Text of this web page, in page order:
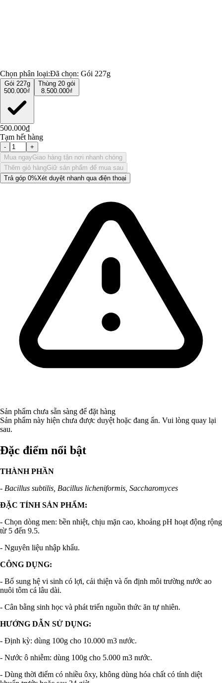
Chọn phân loại:Đã chọn: Gói 227g
Gói 227g
500.000₫
Thùng 20 gói
8.500.000₫
500.000₫
Tạm hết hàng
-
+
Mua ngayGiao hàng tận nơi nhanh chóng
Thêm giỏ hàngGiữ sản phẩm để mua sau
Trả góp 0%Xét duyệt nhanh qua điện thoại
Sản phẩm chưa sẵn sàng để đặt hàng
Sản phẩm này hiện chưa được duyệt hoặc đang ẩn. Vui lòng quay lại
sau.
Đặc điểm nổi bật
THÀNH PHẦN
- Bacillus subtilis, Bacillus licheniformis, Saccharomyces
ĐẶC TÍNH SẢN PHẨM:
- Chọn dòng men: bền nhiệt, chịu mặn cao, khoảng pH hoạt động rộng
từ 5 đến 9.5.
- Nguyên liệu nhập khẩu.
CÔNG DỤNG:
- Bổ sung hệ vi sinh có lợi, cải thiện và ổn định môi trường nước ao
nuôi tôm cá lâu dài.
- Cân bằng sinh học và phát triển nguồn thức ăn tự nhiên.
HƯỚNG DẪN SỬ DỤNG:
- Định kỳ: dùng 100g cho 10.000 m3 nước.
- Nước ô nhiễm: dùng 100g cho 5.000 m3 nước.
- Dùng thời điểm có nhiều ôxy, không dùng hóa chất có tính diệt